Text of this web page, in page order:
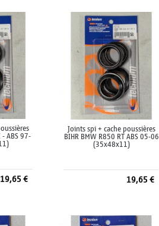
ABS 97-
19,65 €
Joints spi + cache poussières
BIHR BMW R850 RT ABS 05-06
(35x48x11)
19,65 €